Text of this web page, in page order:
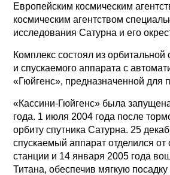
Европейским космическим
космическим агентством
исследования Сатурна и его
Комплекс состоял из орбитальной
и спускаемого аппарата с
«Гюйгенс», предназначенной для
«Кассини-Гюйгенс» была
года. 1 июля 2004 года после
орбиту спутника Сатурна. 25
спускаемый аппарат отделился от
станции и 14 января 2005 года
Титана, обеспечив мягкую